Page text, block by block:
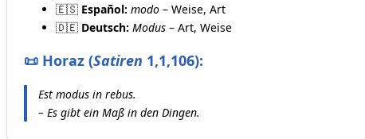
🇪🇸 Español: modo – Weise, Art
🇩🇪 Deutsch: Modus – Art, Weise
📜 Horaz (Satiren 1,1,106):
Est modus in rebus.
– Es gibt ein Maß in den Dingen.